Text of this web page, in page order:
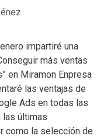
impartiré una
más ventas
en Miramon Enpresa
las ventajas de
Ads en todas las
las últimas
como la selección de